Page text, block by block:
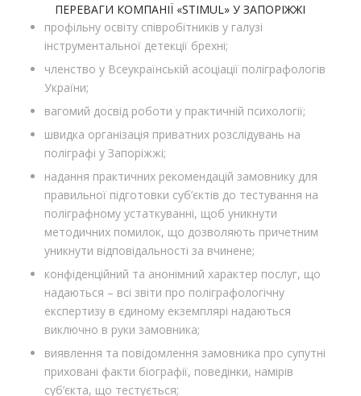
ПЕРЕВАГИ КОМПАНІЇ «STIMUL» У ЗАПОРІЖЖІ
профільну освіту співробітників у галузі
інструментальної детекції брехні;
членство у Всеукраїнській асоціації поліграфологів
України;
вагомий досвід роботи у практичній психології;
швидка організація приватних розслідувань на
поліграфі у Запоріжжі;
надання практичних рекомендацій замовнику для
правильної підготовки суб’єктів до тестування на
поліграфному устаткуванні, щоб уникнути
методичних помилок, що дозволяють причетним
уникнути відповідальності за вчинене;
конфіденційний та анонімний характер послуг, що
надаються – всі звіти про поліграфологічну
експертизу в єдиному екземплярі надаються
виключно в руки замовника;
виявлення та повідомлення замовника про супутні
приховані факти біографії, поведінки, намірів
суб’єкта, що тестується;